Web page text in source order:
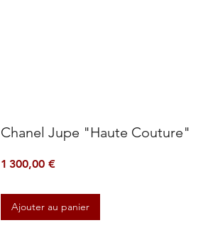
Chanel Jupe "Haute Couture"
1 300,00 €Prix
Ajouter au panier